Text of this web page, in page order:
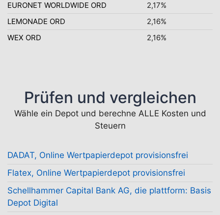
EURONET WORLDWIDE ORD
2,17%
LEMONADE ORD
2,16%
WEX ORD
2,16%
Prüfen und vergleichen
Wähle ein Depot und berechne ALLE Kosten und
Steuern
DADAT, Online Wertpapierdepot provisionsfrei
Flatex, Online Wertpapierdepot provisionsfrei
Schellhammer Capital Bank AG, die plattform: Basis
Depot Digital